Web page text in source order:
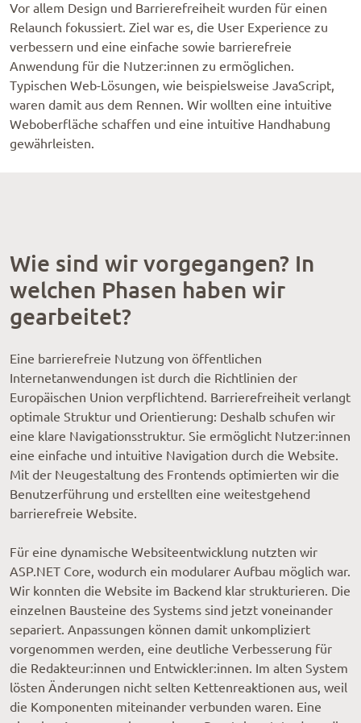
Vor allem Design und Barrierefreiheit wurden für einen
Relaunch fokussiert. Ziel war es, die User Experience zu
verbessern und eine einfache sowie barrierefreie
Anwendung für die Nutzer:innen zu ermöglichen.
Typischen Web-Lösungen, wie beispielsweise JavaScript,
waren damit aus dem Rennen. Wir wollten eine intuitive
Weboberfläche schaffen und eine intuitive Handhabung
gewährleisten.
Wie sind wir vorgegangen? In
welchen Phasen haben wir
gearbeitet?
Eine barrierefreie Nutzung von öffentlichen
Internetanwendungen ist durch die Richtlinien der
Europäischen Union verpflichtend. Barrierefreiheit verlangt
optimale Struktur und Orientierung: Deshalb schufen wir
eine klare Navigationsstruktur. Sie ermöglicht Nutzer:innen
eine einfache und intuitive Navigation durch die Website.
Mit der Neugestaltung des Frontends optimierten wir die
Benutzerführung und erstellten eine weitestgehend
barrierefreie Website.
Für eine dynamische Websiteentwicklung nutzten wir
ASP.NET Core, wodurch ein modularer Aufbau möglich war.
Wir konnten die Website im Backend klar strukturieren. Die
einzelnen Bausteine des Systems sind jetzt voneinander
separiert. Anpassungen können damit unkompliziert
vorgenommen werden, eine deutliche Verbesserung für
die Redakteur:innen und Entwickler:innen. Im alten System
lösten Änderungen nicht selten Kettenreaktionen aus, weil
die Komponenten miteinander verbunden waren. Eine